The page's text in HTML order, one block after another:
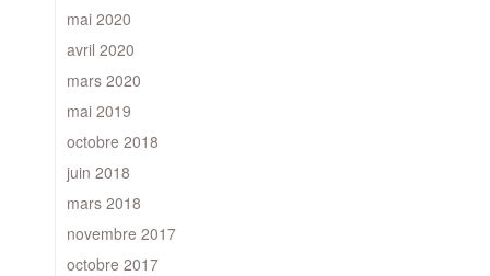
mai 2020
avril 2020
mars 2020
mai 2019
octobre 2018
juin 2018
mars 2018
novembre 2017
octobre 2017